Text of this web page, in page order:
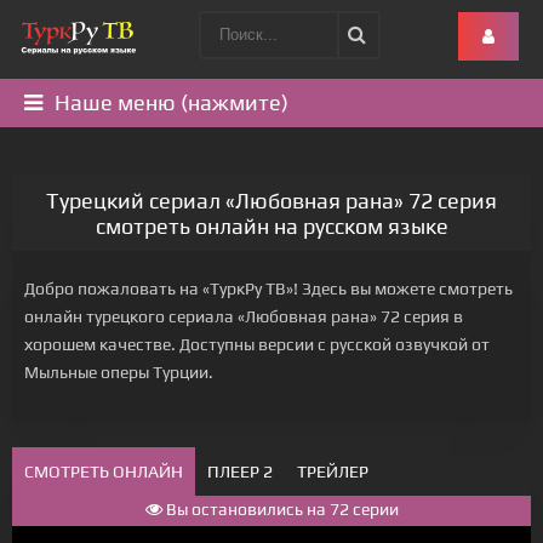
Наше меню (нажмите)
Турецкий сериал «Любовная рана» 72 серия
смотреть онлайн на русском языке
Добро пожаловать на «ТуркРу ТВ»! Здесь вы можете смотреть
онлайн турецкого сериала «Любовная рана» 72 серия в
хорошем качестве. Доступны версии с русской озвучкой от
Мыльные оперы Турции.
СМОТРЕТЬ ОНЛАЙН ПЛЕЕР 2
ТРЕЙЛЕР
Вы остановились на 72 серии